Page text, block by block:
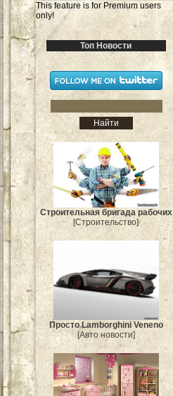
This feature is for Premium users
only!
Топ Новости
Строительная бригада рабочих
[Строительство]
Просто Lamborghini Veneno
[Авто новости]